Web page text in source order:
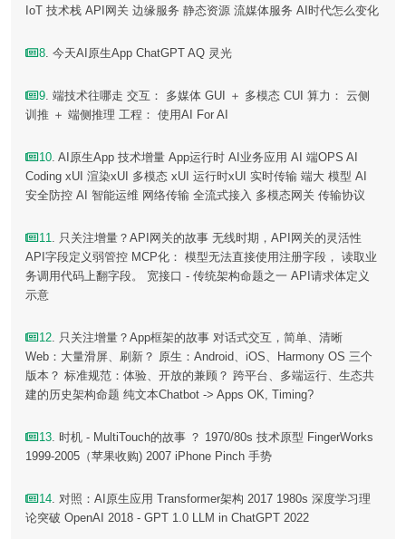
IoT 技术栈 API网关 边缘服务 静态资源 流媒体服务 AI时代怎么变化
8. 今天AI原生App ChatGPT AQ 灵光
9. 端技术往哪走 交互： 多媒体 GUI ＋ 多模态 CUI 算力： 云侧
训推 ＋ 端侧推理 工程： 使用AI For AI
10. AI原生App 技术增量 App运行时 AI业务应用 AI 端OPS AI
Coding xUI 渲染xUI 多模态 xUI 运行时xUI 实时传输 端大 模型 AI
安全防控 AI 智能运维 网络传输 全流式接入 多模态网关 传输协议
11. 只关注增量？API网关的故事 无线时期，API网关的灵活性
API字段定义弱管控 MCP化： 模型无法直接使用注册字段， 读取业
务调用代码上翻字段。 宽接口 - 传统架构命题之一 API请求体定义
示意
12. 只关注增量？App框架的故事 对话式交互，简单、清晰
Web：大量滑屏、刷新？ 原生：Android、iOS、Harmony OS 三个
版本？ 标准规范：体验、开放的兼顾？ 跨平台、多端运行、生态共
建的历史架构命题 纯文本Chatbot -> Apps OK, Timing?
13. 时机 - MultiTouch的故事 ？ 1970/80s 技术原型 FingerWorks
1999-2005（苹果收购) 2007 iPhone Pinch 手势
14. 对照：AI原生应用 Transformer架构 2017 1980s 深度学习理
论突破 OpenAI 2018 - GPT 1.0 LLM in ChatGPT 2022